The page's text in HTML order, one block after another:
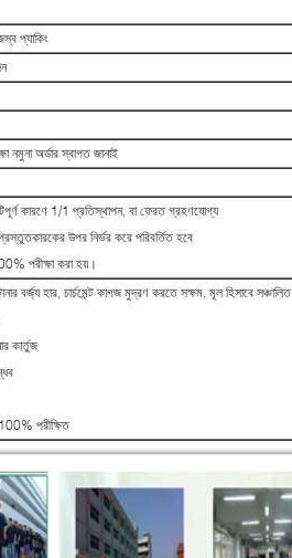
প্যাকিং
নমুনা অর্ডার স্বাগত জানাই
কারণে 1/1 প্রতিস্থাপন, বা ফেরত গ্রহণযোগ্য
উপর নির্ভর করে পরিবর্তিত হবে
পরীক্ষা করা হয়।
বর্জ্য হার, চার্চমেন্ট কাগজ মুদ্রণ করতে সক্ষম, মূল হিসাবে সঞ্চালিত
কার্তুজ
পরীক্ষিত